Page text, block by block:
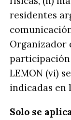
residentes
Organizador
participación
LEMON (vi)
indicadas en
Solo se